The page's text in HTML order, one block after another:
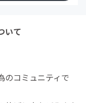
いて
のコミュニティで